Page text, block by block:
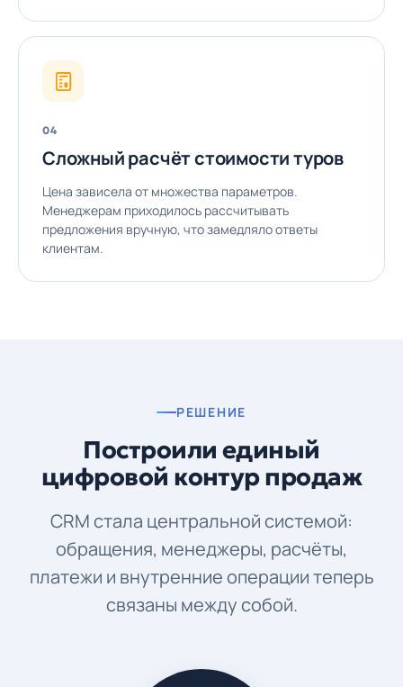
04
Сложный расчёт стоимости туров
Цена зависела от множества параметров.
Менеджерам приходилось рассчитывать
предложения вручную, что замедляло ответы
клиентам.
РЕШЕНИЕ
Построили единый
цифровой контур продаж
CRM стала центральной системой:
обращения, менеджеры, расчёты,
платежи и внутренние операции теперь
связаны между собой.